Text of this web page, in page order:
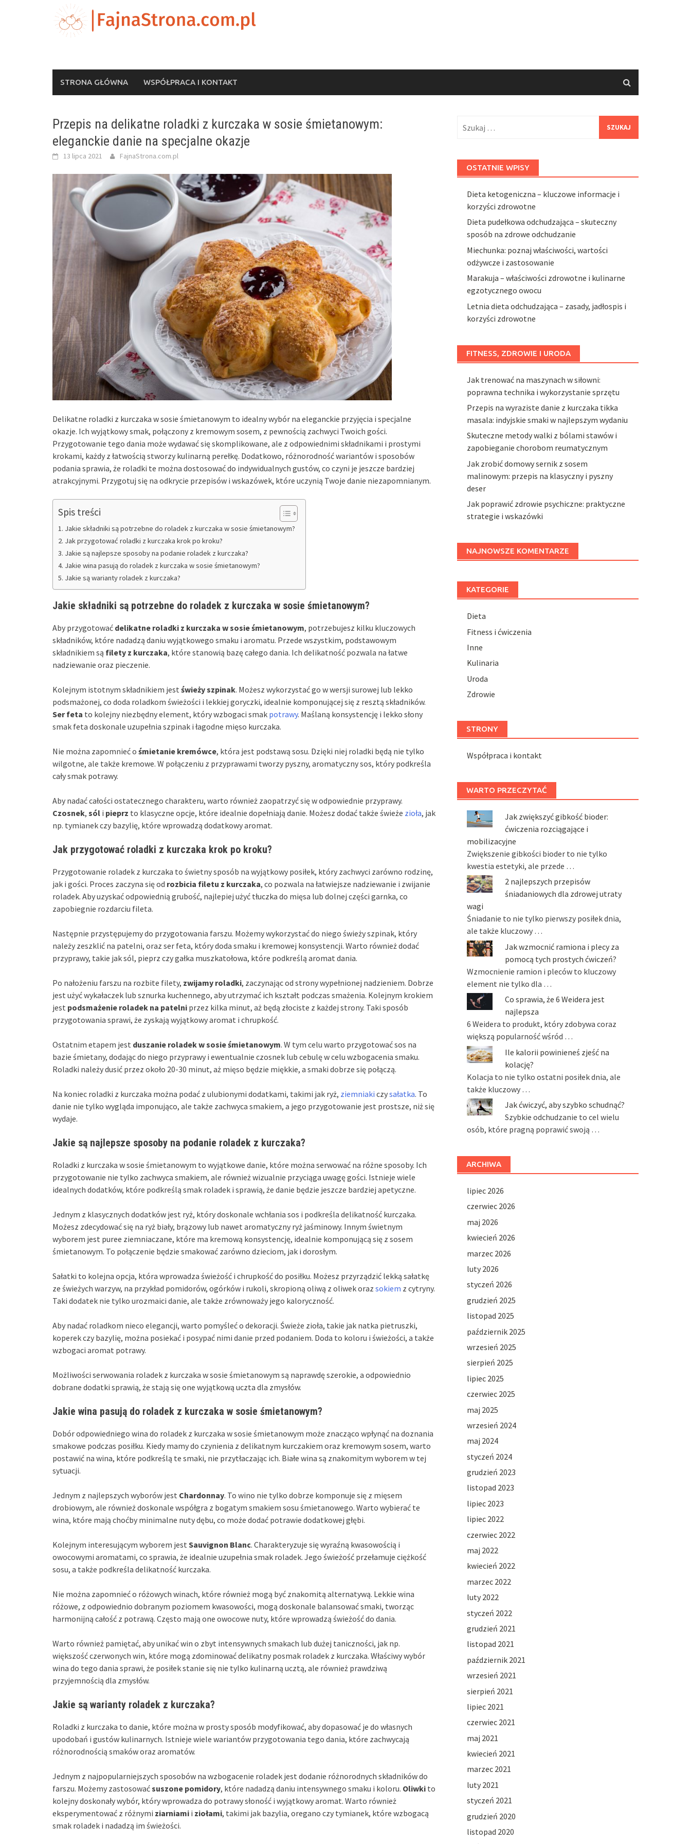
STRONA GŁÓWNA WSPÓŁPRACA I KONTAKT
Przepis na delikatne roladki z kurczaka w sosie śmietanowym:
eleganckie danie na specjalne okazje
13 lipca 2021 FajnaStrona.com.pl
Delikatne roladki z kurczaka w sosie śmietanowym to idealny wybór na eleganckie przyjęcia i specjalne
okazje. Ich wyjątkowy smak, połączony z kremowym sosem, z pewnością zachwyci Twoich gości.
Przygotowanie tego dania może wydawać się skomplikowane, ale z odpowiednimi składnikami i prostymi
krokami, każdy z łatwością stworzy kulinarną perełkę. Dodatkowo, różnorodność wariantów i sposobów
podania sprawia, że roladki te można dostosować do indywidualnych gustów, co czyni je jeszcze bardziej
atrakcyjnymi. Przygotuj się na odkrycie przepisów i wskazówek, które uczynią Twoje danie niezapomnianym.
Spis treści
Jakie składniki są potrzebne do roladek z kurczaka w sosie śmietanowym?
Jak przygotować roladki z kurczaka krok po kroku?
Jakie są najlepsze sposoby na podanie roladek z kurczaka?
Jakie wina pasują do roladek z kurczaka w sosie śmietanowym?
Jakie są warianty roladek z kurczaka?
Jakie składniki są potrzebne do roladek z kurczaka w sosie śmietanowym?
Aby przygotować delikatne roladki z kurczaka w sosie śmietanowym, potrzebujesz kilku kluczowych
składników, które nadadzą daniu wyjątkowego smaku i aromatu. Przede wszystkim, podstawowym
składnikiem są filety z kurczaka, które stanowią bazę całego dania. Ich delikatność pozwala na łatwe
nadziewanie oraz pieczenie.
Kolejnym istotnym składnikiem jest świeży szpinak. Możesz wykorzystać go w wersji surowej lub lekko
podsmażonej, co doda roladkom świeżości i lekkiej goryczki, idealnie komponującej się z resztą składników.
Ser feta to kolejny niezbędny element, który wzbogaci smak potrawy. Maślaną konsystencję i lekko słony
smak feta doskonale uzupełnia szpinak i łagodne mięso kurczaka.
Nie można zapomnieć o śmietanie kremówce, która jest podstawą sosu. Dzięki niej roladki będą nie tylko
wilgotne, ale także kremowe. W połączeniu z przyprawami tworzy pyszny, aromatyczny sos, który podkreśla
cały smak potrawy.
Aby nadać całości ostatecznego charakteru, warto również zaopatrzyć się w odpowiednie przyprawy.
Czosnek, sól i pieprz to klasyczne opcje, które idealnie dopełniają danie. Możesz dodać także świeże zioła, jak
np. tymianek czy bazylię, które wprowadzą dodatkowy aromat.
Jak przygotować roladki z kurczaka krok po kroku?
Przygotowanie roladek z kurczaka to świetny sposób na wyjątkowy posiłek, który zachwyci zarówno rodzinę,
jak i gości. Proces zaczyna się od rozbicia filetu z kurczaka, co pozwala na łatwiejsze nadziewanie i zwijanie
roladek. Aby uzyskać odpowiednią grubość, najlepiej użyć tłuczka do mięsa lub dolnej części garnka, co
zapobiegnie rozdarciu fileta.
Następnie przystępujemy do przygotowania farszu. Możemy wykorzystać do niego świeży szpinak, który
należy zeszklić na patelni, oraz ser feta, który doda smaku i kremowej konsystencji. Warto również dodać
przyprawy, takie jak sól, pieprz czy gałka muszkatołowa, które podkreślą aromat dania.
Po nałożeniu farszu na rozbite filety, zwijamy roladki, zaczynając od strony wypełnionej nadzieniem. Dobrze
jest użyć wykałaczek lub sznurka kuchennego, aby utrzymać ich kształt podczas smażenia. Kolejnym krokiem
jest podsmażenie roladek na patelni przez kilka minut, aż będą złociste z każdej strony. Taki sposób
przygotowania sprawi, że zyskają wyjątkowy aromat i chrupkość.
Ostatnim etapem jest duszanie roladek w sosie śmietanowym. W tym celu warto przygotować sos na
bazie śmietany, dodając do niego przyprawy i ewentualnie czosnek lub cebulę w celu wzbogacenia smaku.
Roladki należy dusić przez około 20-30 minut, aż mięso będzie miękkie, a smaki dobrze się połączą.
Na koniec roladki z kurczaka można podać z ulubionymi dodatkami, takimi jak ryż, ziemniaki czysałatka. To
danie nie tylko wygląda imponująco, ale także zachwyca smakiem, a jego przygotowanie jest prostsze, niż się
wydaje.
Jakie są najlepsze sposoby na podanie roladek z kurczaka?
Roladki z kurczaka w sosie śmietanowym to wyjątkowe danie, które można serwować na różne sposoby. Ich
przygotowanie nie tylko zachwyca smakiem, ale również wizualnie przyciąga uwagę gości. Istnieje wiele
idealnych dodatków, które podkreślą smak roladek i sprawią, że danie będzie jeszcze bardziej apetyczne.
Jednym z klasycznych dodatków jest ryż, który doskonale wchłania sos i podkreśla delikatność kurczaka.
Możesz zdecydować się na ryż biały, brązowy lub nawet aromatyczny ryż jaśminowy. Innym świetnym
wyborem jest puree ziemniaczane, które ma kremową konsystencję, idealnie komponującą się z sosem
śmietanowym. To połączenie będzie smakować zarówno dzieciom, jak i dorosłym.
Sałatki to kolejna opcja, która wprowadza świeżość i chrupkość do posiłku. Możesz przyrządzić lekką sałatkę
ze świeżych warzyw, na przykład pomidorów, ogórków i rukoli, skropioną oliwą z oliwek oraz sokiem z cytryny.
Taki dodatek nie tylko urozmaici danie, ale także zrównoważy jego kaloryczność.
Aby nadać roladkom nieco elegancji, warto pomyśleć o dekoracji. Świeże zioła, takie jak natka pietruszki,
koperek czy bazylię, można posiekać i posypać nimi danie przed podaniem. Doda to koloru i świeżości, a także
wzbogaci aromat potrawy.
Możliwości serwowania roladek z kurczaka w sosie śmietanowym są naprawdę szerokie, a odpowiednio
dobrane dodatki sprawią, że stają się one wyjątkową uczta dla zmysłów.
Jakie wina pasują do roladek z kurczaka w sosie śmietanowym?
Dobór odpowiedniego wina do roladek z kurczaka w sosie śmietanowym może znacząco wpłynąć na doznania
smakowe podczas posiłku. Kiedy mamy do czynienia z delikatnym kurczakiem oraz kremowym sosem, warto
postawić na wina, które podkreślą te smaki, nie przytłaczając ich. Białe wina są znakomitym wyborem w tej
sytuacji.
Jednym z najlepszych wyborów jest Chardonnay. To wino nie tylko dobrze komponuje się z mięsem
drobiowym, ale również doskonale współgra z bogatym smakiem sosu śmietanowego. Warto wybierać te
wina, które mają choćby minimalne nuty dębu, co może dodać potrawie dodatkowej głębi.
Kolejnym interesującym wyborem jest Sauvignon Blanc. Charakteryzuje się wyraźną kwasowością i
owocowymi aromatami, co sprawia, że idealnie uzupełnia smak roladek. Jego świeżość przełamuje ciężkość
sosu, a także podkreśla delikatność kurczaka.
Nie można zapomnieć o różowych winach, które również mogą być znakomitą alternatywą. Lekkie wina
różowe, z odpowiednio dobranym poziomem kwasowości, mogą doskonale balansować smaki, tworząc
harmonijną całość z potrawą. Często mają one owocowe nuty, które wprowadzą świeżość do dania.
Warto również pamiętać, aby unikać win o zbyt intensywnych smakach lub dużej taniczności, jak np.
większość czerwonych win, które mogą zdominować delikatny posmak roladek z kurczaka. Właściwy wybór
wina do tego dania sprawi, że posiłek stanie się nie tylko kulinarną ucztą, ale również prawdziwą
przyjemnością dla zmysłów.
Jakie są warianty roladek z kurczaka?
Roladki z kurczaka to danie, które można w prosty sposób modyfikować, aby dopasować je do własnych
upodobań i gustów kulinarnych. Istnieje wiele wariantów przygotowania tego dania, które zachwycają
różnorodnością smaków oraz aromatów.
Jednym z najpopularniejszych sposobów na wzbogacenie roladek jest dodanie różnorodnych składników do
farszu. Możemy zastosowaćsuszone pomidory, które nadadzą daniu intensywnego smaku i koloru. Oliwki to
kolejny doskonały wybór, który wprowadza do potrawy słoność i wyjątkowy aromat. Warto również
eksperymentować z różnymi ziarniami i ziołami, takimi jak bazylia, oregano czy tymianek, które wzbogacą
smak roladek i nadadzą im świeżości.
OSTATNIE WPISY
Dieta ketogeniczna – kluczowe informacje i
korzyści zdrowotne
Dieta pudełkowa odchudzająca – skuteczny
sposób na zdrowe odchudzanie
Miechunka: poznaj właściwości, wartości
odżywcze i zastosowanie
Marakuja – właściwości zdrowotne i kulinarne
egzotycznego owocu
Letnia dieta odchudzająca – zasady, jadłospis i
korzyści zdrowotne
FITNESS, ZDROWIE I URODA
Jak trenować na maszynach w siłowni:
poprawna technika i wykorzystanie sprzętu
Przepis na wyraziste danie z kurczaka tikka
masala: indyjskie smaki w najlepszym wydaniu
Skuteczne metody walki z bólami stawów i
zapobieganie chorobom reumatycznym
Jak zrobić domowy sernik z sosem
malinowym: przepis na klasyczny i pyszny
deser
Jak poprawić zdrowie psychiczne: praktyczne
strategie i wskazówki
NAJNOWSZE KOMENTARZE
KATEGORIE
Dieta
Fitness i ćwiczenia
Inne
Kulinaria
Uroda
Zdrowie
STRONY
Współpraca i kontakt
WARTO PRZECZYTAĆ
Jak zwiększyć gibkość bioder:
ćwiczenia rozciągające i
mobilizacyjne
Zwiększenie gibkości bioder to nie tylko
kwestia estetyki, ale przede …
2 najlepszych przepisów
śniadaniowych dla zdrowej utraty
wagi
Śniadanie to nie tylko pierwszy posiłek dnia,
ale także kluczowy …
Jak wzmocnić ramiona i plecy za
pomocą tych prostych ćwiczeń?
Wzmocnienie ramion i pleców to kluczowy
element nie tylko dla …
Co sprawia, że 6 Weidera jest
najlepsza
6 Weidera to produkt, który zdobywa coraz
większą popularność wśród …
Ile kalorii powinieneś zjeść na
kolację?
Kolacja to nie tylko ostatni posiłek dnia, ale
także kluczowy …
Jak ćwiczyć, aby szybko schudnąć?
Szybkie odchudzanie to cel wielu
osób, które pragną poprawić swoją …
ARCHIWA
lipiec 2026
czerwiec 2026
maj 2026
kwiecień 2026
marzec 2026
luty 2026
styczeń 2026
grudzień 2025
listopad 2025
październik 2025
wrzesień 2025
sierpień 2025
lipiec 2025
czerwiec 2025
maj 2025
wrzesień 2024
maj 2024
styczeń 2024
grudzień 2023
listopad 2023
lipiec 2023
lipiec 2022
czerwiec 2022
maj 2022
kwiecień 2022
marzec 2022
luty 2022
styczeń 2022
grudzień 2021
listopad 2021
październik 2021
wrzesień 2021
sierpień 2021
lipiec 2021
czerwiec 2021
maj 2021
kwiecień 2021
marzec 2021
luty 2021
styczeń 2021
grudzień 2020
listopad 2020